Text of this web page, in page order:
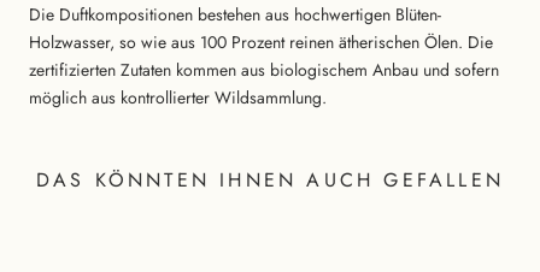
Die Duftkompositionen bestehen aus hochwertigen Blüten-
Holzwasser, so wie aus 100 Prozent reinen ätherischen Ölen. Die
zertifizierten Zutaten kommen aus biologischem Anbau und sofern
möglich aus kontrollierter Wildsammlung.
DAS KÖNNTEN IHNEN AUCH GEFALLEN